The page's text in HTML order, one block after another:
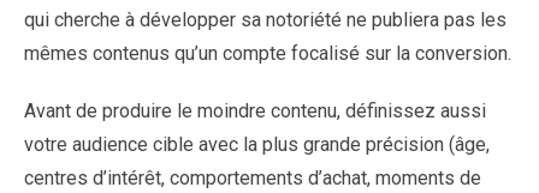
qui cherche à développer sa notoriété ne publiera pas les
mêmes contenus qu’un compte focalisé sur la conversion.
Avant de produire le moindre contenu, définissez aussi
votre audience cible avec la plus grande précision (âge,
centres d’intérêt, comportements d’achat, moments de